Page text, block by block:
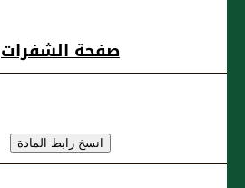
صفحة الشفرات